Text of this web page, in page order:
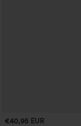
€40,95 EUR